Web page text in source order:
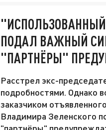
ПОДАЛ ВАЖНЫЙ
"ПАРТНЁРЫ"
Расстрел экс-
подробностями. Однако
заказчиком
Владимира Зеленского